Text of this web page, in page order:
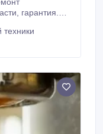
техники